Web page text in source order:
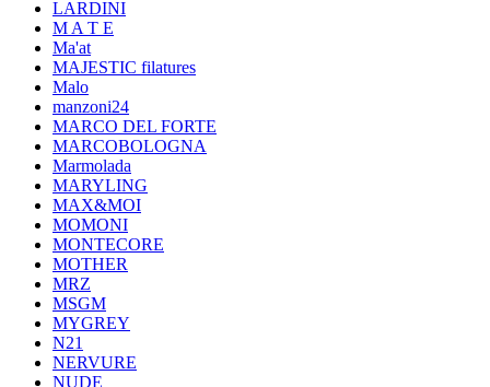
LARDINI
M A T E
Ma'at
MAJESTIC filatures
Malo
manzoni24
MARCO DEL FORTE
MARCOBOLOGNA
Marmolada
MARYLING
MAX&MOI
MOMONI
MONTECORE
MOTHER
MRZ
MSGM
MYGREY
N21
NERVURE
NUDE